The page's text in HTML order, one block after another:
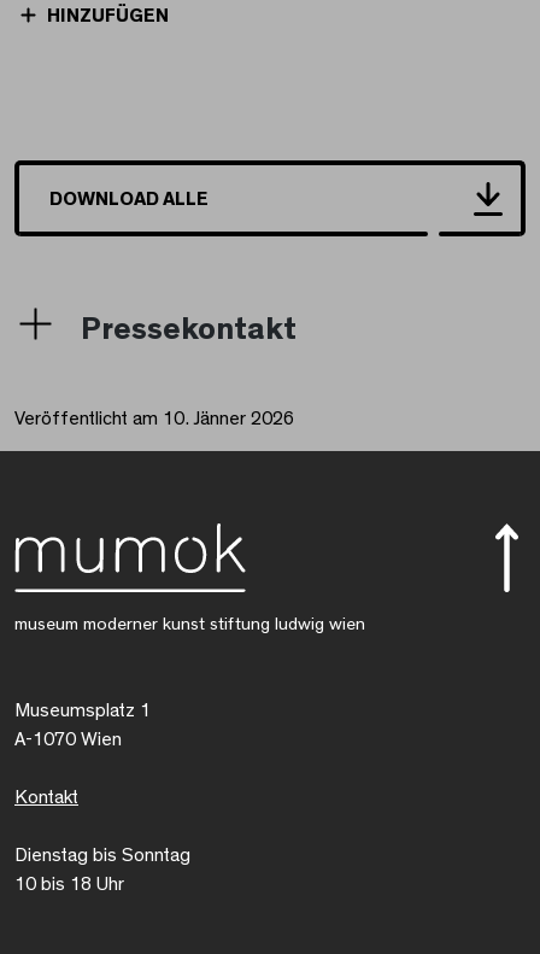
HINZUFÜGEN
DOWNLOAD ALLE
Pressekontakt
Veröffentlicht am 10. Jänner 2026
museum moderner kunst stiftung ludwig wien
Museumsplatz 1
A-1070 Wien
Kontakt
Dienstag bis Sonntag
10 bis 18 Uhr